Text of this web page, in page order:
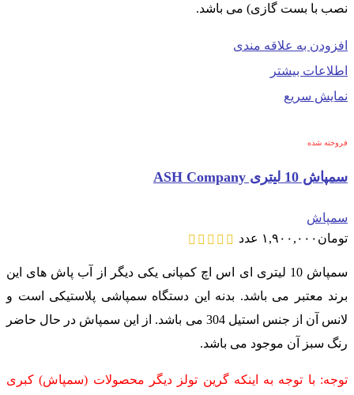
نصب با بست گازی) می باشد.
افزودن به علاقه مندی
اطلاعات بیشتر
نمایش سریع
فروخته شده
سمپاش 10 لیتری ASH Company
سمپاش
تومان ۱,۹۰۰,۰۰۰ عدد
سمپاش 10 لیتری ای اس اچ کمپانی یکی دیگر از آب پاش های این
برند معتبر می باشد. بدنه این دستگاه سمپاشی پلاستیکی است و
لانس آن از جنس استیل 304 می باشد. از این سمپاش در حال حاضر
رنگ سبز آن موجود می باشد.
توجه: با توجه به اینکه گرین تولز دیگر محصولات (سمپاش) کبری